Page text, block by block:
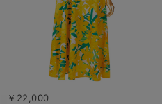
￥22,000